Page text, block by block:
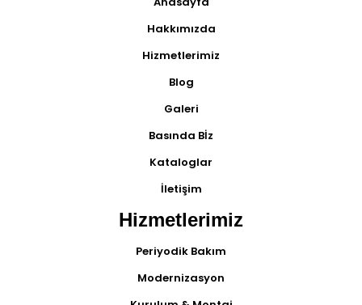
Hakkımızda
Hizmetlerimiz
Blog
Galeri
Basında Bİz
Kataloglar
İletişim
Hizmetlerimiz
Periyodik Bakım
Modernizasyon